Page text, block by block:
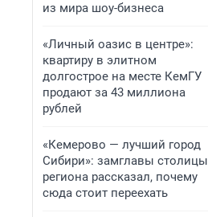
из мира шоу-бизнеса
«Личный оазис в центре»:
квартиру в элитном
долгострое на месте КемГУ
продают за 43 миллиона
рублей
«Кемерово — лучший город
Сибири»: замглавы столицы
региона рассказал, почему
сюда стоит переехать